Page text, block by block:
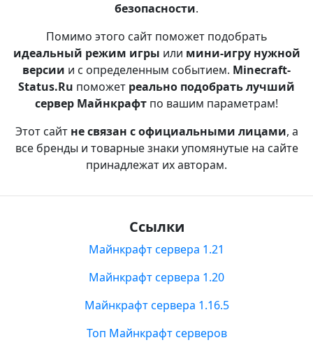
безопасности.
Помимо этого сайт поможет подобрать
идеальный режим игры или мини-игру нужной
версии и с определенным событием. Minecraft-
Status.Ru поможет реально подобрать лучший
сервер Майнкрафт по вашим параметрам!
Этот сайт не связан с официальными лицами, а
все бренды и товарные знаки упомянутые на сайте
принадлежат их авторам.
Ссылки
Майнкрафт сервера 1.21
Майнкрафт сервера 1.20
Майнкрафт сервера 1.16.5
Топ Майнкрафт серверов